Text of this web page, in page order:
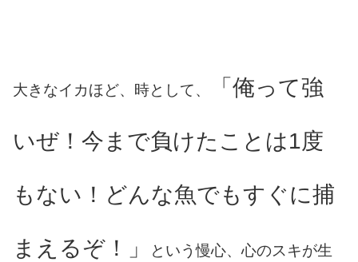
大きなイカほど、時として、 「俺って強
いぜ！今まで負けたことは1度
もない！どんな魚でもすぐに捕
まえるぞ！」 という慢心、心のスキが生